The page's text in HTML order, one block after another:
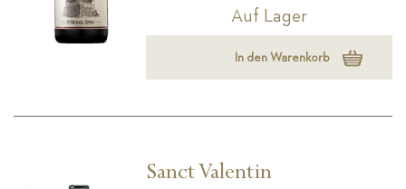
Auf Lager
In den Warenkorb
Sanct Valentin